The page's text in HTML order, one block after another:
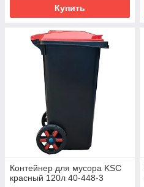
Купить
Контейнер для мусора KSC
красный 120л 40-448-3